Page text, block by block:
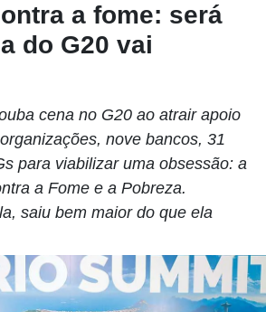
a fome: será
do G20 vai
cena no G20 ao atrair apoio
nove bancos, 31
para viabilizar uma obsessão: a
a Fome e a Pobreza.
saiu bem maior do que ela